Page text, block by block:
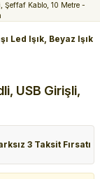
Led Işık, Beyaz
USB Girişli,
3 Taksit Fırsatı